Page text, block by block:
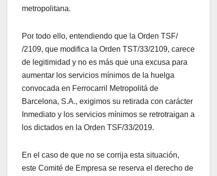
metropolitana.
Por todo ello, entendiendo que la Orden TSF/
/2109, que modifica la Orden TST/33/2109, carece
de legitimidad y no es más que una excusa para
aumentar los servicios mínimos de la huelga
convocada en Ferrocarril Metropolitá de
Barcelona, S.A., exigimos su retirada con carácter
Inmediato y los servicios mínimos se retrotraigan a
los dictados en la Orden TSF/33/2019.
En el caso de que no se corrija esta situación,
este Comité de Empresa se reserva el derecho de